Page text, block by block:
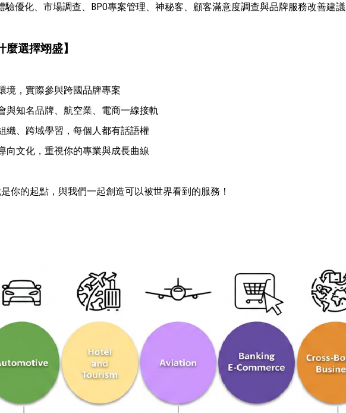
驗優化、市場調查、BPO專案管理、神秘客、顧客滿意度調查與品牌服務改善建議
麼選擇翊盛】
境，實際參與跨國品牌專案
與知名品牌、航空業、電商一線接軌
織、跨域學習，每個人都有話語權
向文化，重視你的專業與成長曲線
你的起點，與我們一起創造可以被世界看到的服務！